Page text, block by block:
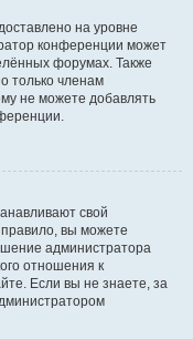
на уровне
конференции может
форумах. Также
только членам
не можете добавлять
свой
вы можете
администратора
отношения к
Если вы не знаете, за